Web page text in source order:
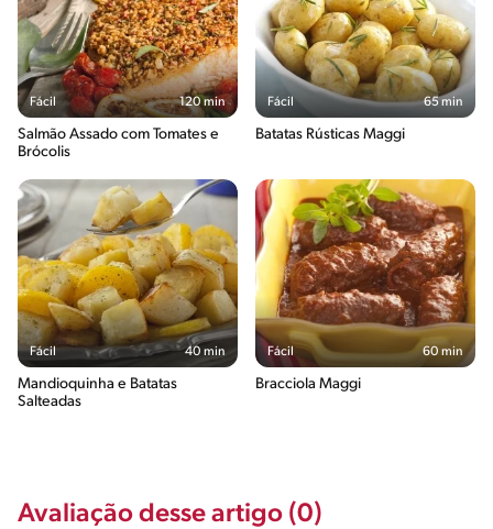
Fácil 120 min
Salmão Assado com Tomates e
Brócolis
Fácil 65 min
Batatas Rústicas Maggi
Fácil 40 min
Mandioquinha e Batatas
Salteadas
Fácil 60 min
Bracciola Maggi
Avaliação desse artigo (0)